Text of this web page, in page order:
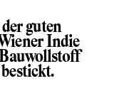
guten
Indie